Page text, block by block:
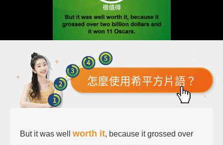
怎麼使用希平方片語？
But it was well worth it, because it grossed over